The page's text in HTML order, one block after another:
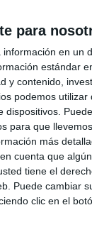
para
en un
estándar
y contenido,
podemos utilizar
para que
más
cuenta que
tiene el
Puede cambiar
clic en el
MÁXIMO
24
Dortmund